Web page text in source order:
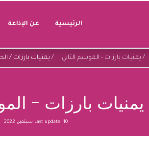
الرئيسية عن الإذاعة
يمنيات بارزات - الموسم الثاني يمنيات بارزات /
يمنيات بارزات -
Last update: 10 سبتمبر, 2022